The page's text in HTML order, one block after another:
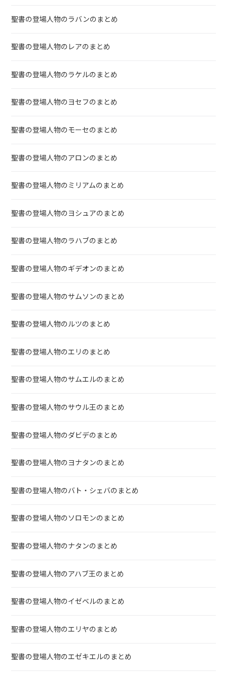
聖書の登場人物のラバンのまとめ
聖書の登場人物のレアのまとめ
聖書の登場人物のラケルのまとめ
聖書の登場人物のヨセフのまとめ
聖書の登場人物のモーセのまとめ
聖書の登場人物のアロンのまとめ
聖書の登場人物のミリアムのまとめ
聖書の登場人物のヨシュアのまとめ
聖書の登場人物のラハブのまとめ
聖書の登場人物のギデオンのまとめ
聖書の登場人物のサムソンのまとめ
聖書の登場人物のルツのまとめ
聖書の登場人物のエリのまとめ
聖書の登場人物のサムエルのまとめ
聖書の登場人物のサウル王のまとめ
聖書の登場人物のダビデのまとめ
聖書の登場人物のヨナタンのまとめ
聖書の登場人物のバト・シェバのまとめ
聖書の登場人物のソロモンのまとめ
聖書の登場人物のナタンのまとめ
聖書の登場人物のアハブ王のまとめ
聖書の登場人物のイゼベルのまとめ
聖書の登場人物のエリヤのまとめ
聖書の登場人物のエゼキエルのまとめ